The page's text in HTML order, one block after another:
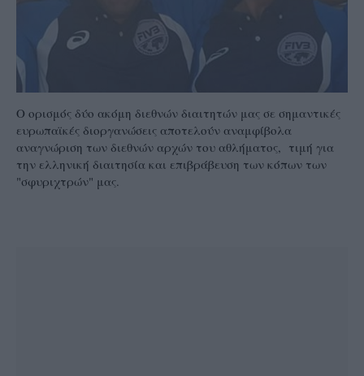
Ο ορισμός δύο ακόμη διεθνών διαιτητών μας σε σημαντικές
ευρωπαϊκές διοργανώσεις αποτελούν αναμφίβολα
αναγνώριση των διεθνών αρχών του αθλήματος, τιμή για
την ελληνική διαιτησία και επιβράβευση των κόπων των
"σφυριχτρών" μας.